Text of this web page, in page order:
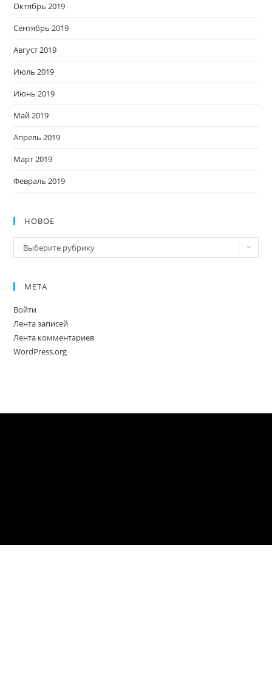
Октябрь 2019
Сентябрь 2019
Август 2019
Июль 2019
Июнь 2019
Май 2019
Апрель 2019
Март 2019
Февраль 2019
НОВОЕ
Новое
Выберите рубрику
МЕТА
Войти
Лента записей
Лента комментариев
WordPress.org